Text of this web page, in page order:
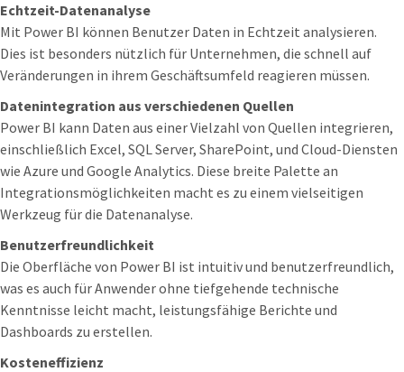
Echtzeit-Datenanalyse
Mit Power BI können Benutzer Daten in Echtzeit analysieren.
Dies ist besonders nützlich für Unternehmen, die schnell auf
Veränderungen in ihrem Geschäftsumfeld reagieren müssen.
Datenintegration aus verschiedenen Quellen
Power BI kann Daten aus einer Vielzahl von Quellen integrieren,
einschließlich Excel, SQL Server, SharePoint, und Cloud-Diensten
wie Azure und Google Analytics. Diese breite Palette an
Integrationsmöglichkeiten macht es zu einem vielseitigen
Werkzeug für die Datenanalyse.
Benutzerfreundlichkeit
Die Oberfläche von Power BI ist intuitiv und benutzerfreundlich,
was es auch für Anwender ohne tiefgehende technische
Kenntnisse leicht macht, leistungsfähige Berichte und
Dashboards zu erstellen.
Kosteneffizienz